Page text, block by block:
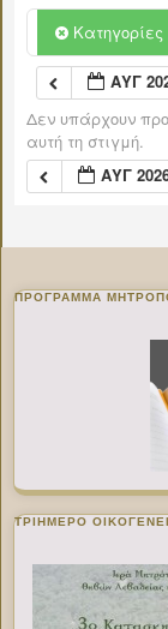
Κατηγορίες
ΑΥΓ
Δεν υπάρχουν
αυτή τη στιγμή.
ΑΥΓ
ΠΡΌΓΡΑΜΜΑ
ΤΡΙΗΜΕΡΟ